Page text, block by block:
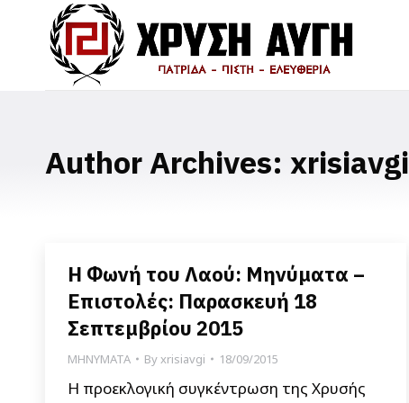
Author Archives: xrisiavgi
Η Φωνή του Λαού: Μηνύματα –
Επιστολές: Παρασκευή 18
Σεπτεμβρίου 2015
ΜΗΝΥΜΑΤΑ Byxrisiavgi 18/09/2015
Η προεκλογική συγκέντρωση της Χρυσής